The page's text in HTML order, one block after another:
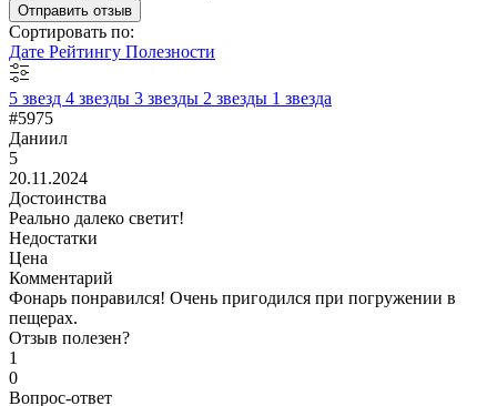
Отправить отзыв
Сортировать по:
Дате Рейтингу Полезности
5 звезд 4 звезды 3 звезды 2 звезды 1 звезда
#5975
Даниил
5
20.11.2024
Достоинства
Реально далеко светит!
Недостатки
Цена
Комментарий
Фонарь понравился! Очень пригодился при погружении в
пещерах.
Отзыв полезен?
1
0
Вопрос-ответ